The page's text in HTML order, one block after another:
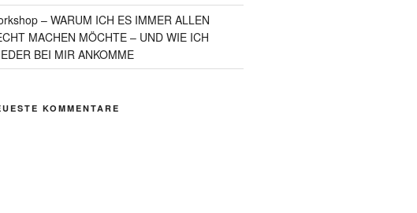
– WARUM ICH ES IMMER ALLEN
MACHEN MÖCHTE – UND WIE ICH
BEI MIR ANKOMME
KOMMENTARE